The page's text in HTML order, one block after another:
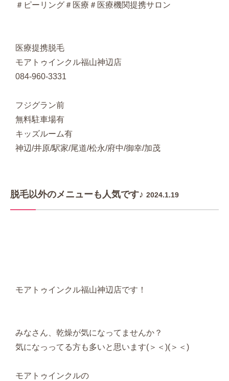
＃ピーリング＃医療＃医療機関提携サロン
医療提携脱毛
モアトゥインクル福山神辺店
084-960-3331
フジグラン前
無料駐車場有
キッズルーム有
神辺/井原/駅家/尾道/松永/府中/御幸/加茂
脱毛以外のメニューも人気です♪ 2024.1.19
モアトゥインクル福山神辺店です！
みなさん、乾燥が気になってませんか？
気になっってる方も多いと思います(＞＜)(＞＜)
モアトゥインクルの